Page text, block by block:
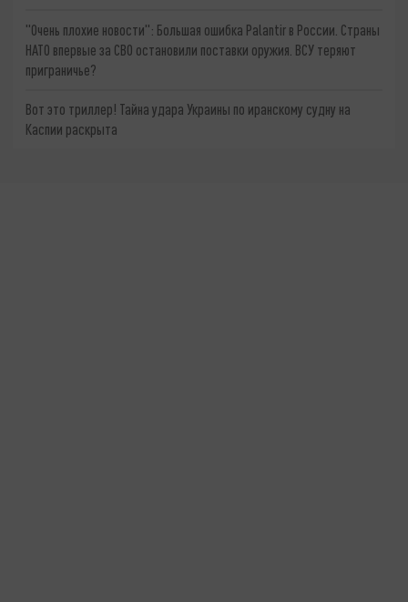
"Очень плохие новости": Большая ошибка Palantir в России. Страны
НАТО впервые за СВО остановили поставки оружия. ВСУ теряют
приграничье?
Вот это триллер! Тайна удара Украины по иранскому судну на
Каспии раскрыта